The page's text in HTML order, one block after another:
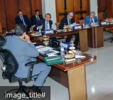
#image_title